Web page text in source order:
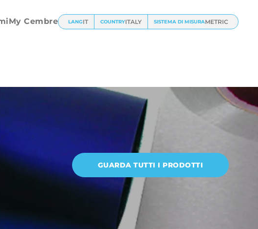
My Cembre LANGIT COUNTRYITALY SISTEMA DI MISURAMETRIC
GUARDA TUTTI I PRODOTTI